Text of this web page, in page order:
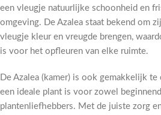
een vleugje natuurlijke schoonheid en
omgeving. De Azalea staat bekend om
vleugje kleur en vreugde brengen,
is voor het opfleuren van elke ruimte.
De Azalea (kamer) is ook gemakkelijk
een ideale plant is voor zowel
plantenliefhebbers. Met de juiste zorg